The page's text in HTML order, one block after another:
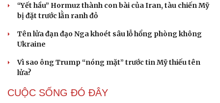
“Yết hầu” Hormuz thành con bài của Iran, tàu chiến Mỹ
bị đặt trước lằn ranh đỏ
Tên lửa đạn đạo Nga khoét sâu lỗ hổng phòng không
Ukraine
Vì sao ông Trump “nóng mặt” trước tin Mỹ thiếu tên
lửa?
CUỘC SỐNG ĐÓ ĐÂY